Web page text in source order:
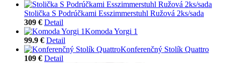
Stolička S Podrúčkami Esszimmerstuhl Ružová 2ks/sada
309 € Detail
Komoda Yorgi 1
99.9 € Detail
Konferenčný Stolík Quattro
109 € Detail